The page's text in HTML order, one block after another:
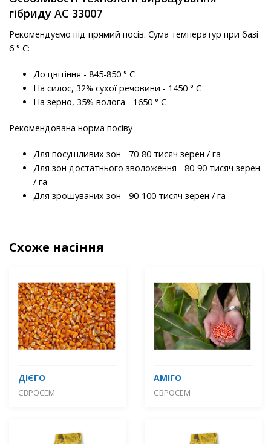
гібриду АС 33007
Рекомендуємо під прямий посів. Сума температур при базі
6 ° С:
До цвітіння - 845-850 ° С
На силос, 32% сухої речовини - 1450 ° С
На зерно, 35% волога - 1650 ° С
Рекомендована норма посіву
Для посушливих зон - 70-80 тисяч зерен / га
Для зон достатнього зволоження - 80-90 тисяч зерен
/ га
Для зрошуваних зон - 90-100 тисяч зерен / га
Схоже насіння
ДІЄГО
ЄВРОСЕМ
АМІГО
ЄВРОСЕМ